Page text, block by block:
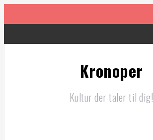
indhold
Drive
Resurrection
Kronoper
Kultur der taler til dig!